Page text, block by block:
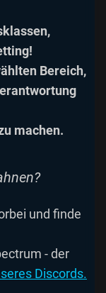
Bereich,
machen.
und finde
- der
Discords.